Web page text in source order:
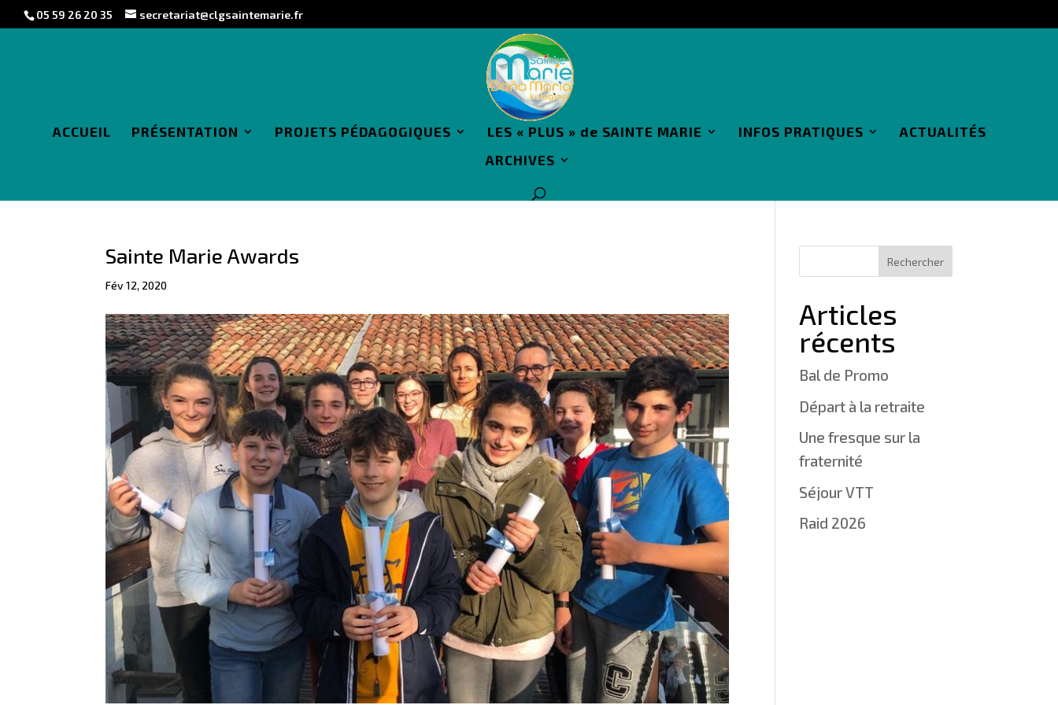
05 59 26 20 35 secretariat@clgsaintemarie.fr
ACCUEIL PRÉSENTATION PROJETS PÉDAGOGIQUES LES « PLUS » de SAINTE MARIE INFOS PRATIQUES
ACTUALITÉS
ARCHIVES
Sainte Marie Awards
Fév 12, 2020
Articles
récents
Bal de Promo
Départ à la retraite
Une fresque sur la
fraternité
Séjour VTT
Raid 2026